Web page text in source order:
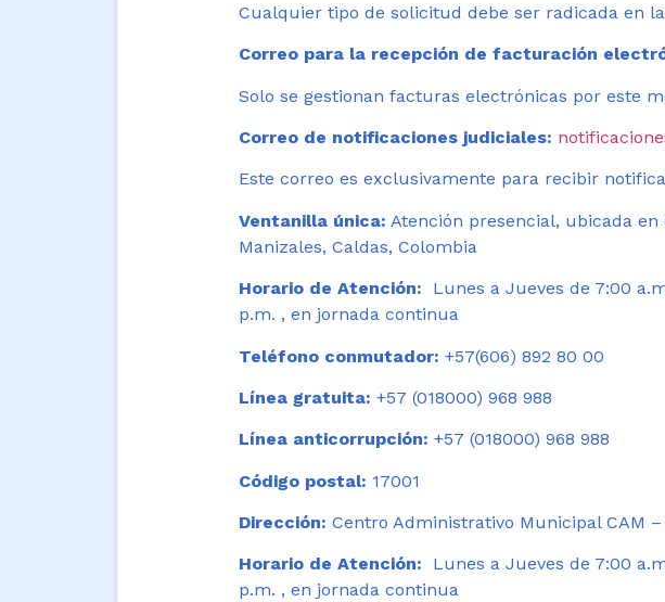
Cualquier tipo de solicitud debe ser radicada en
Correo para la recepción de facturación
Solo se gestionan facturas electrónicas por este
Correo de notificaciones judiciales:
Este correo es exclusivamente para recibir
Ventanilla única: Atención presencial, ubicada
Manizales, Caldas, Colombia
Horario de Atención:
Lunes a Jueves de 7:00
p.m. , en jornada continua
Teléfono conmutador: +57(606) 892 80 00
Línea gratuita: +57 (018000) 968 988
Línea anticorrupción: +57 (018000) 968 988
Código postal: 17001
Dirección: Centro Administrativo Municipal CAM
Horario de Atención: Lunes a Jueves de 7:00
p.m. , en jornada continua